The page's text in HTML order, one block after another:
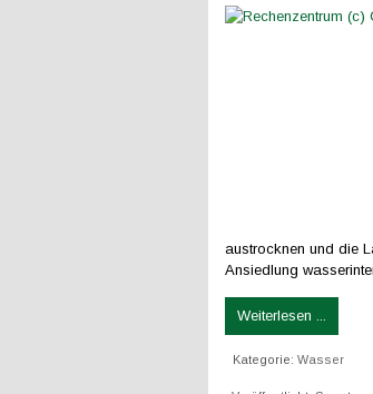
austrocknen und die
Ansiedlung
Weiterlesen ...
Kategorie:Wasser